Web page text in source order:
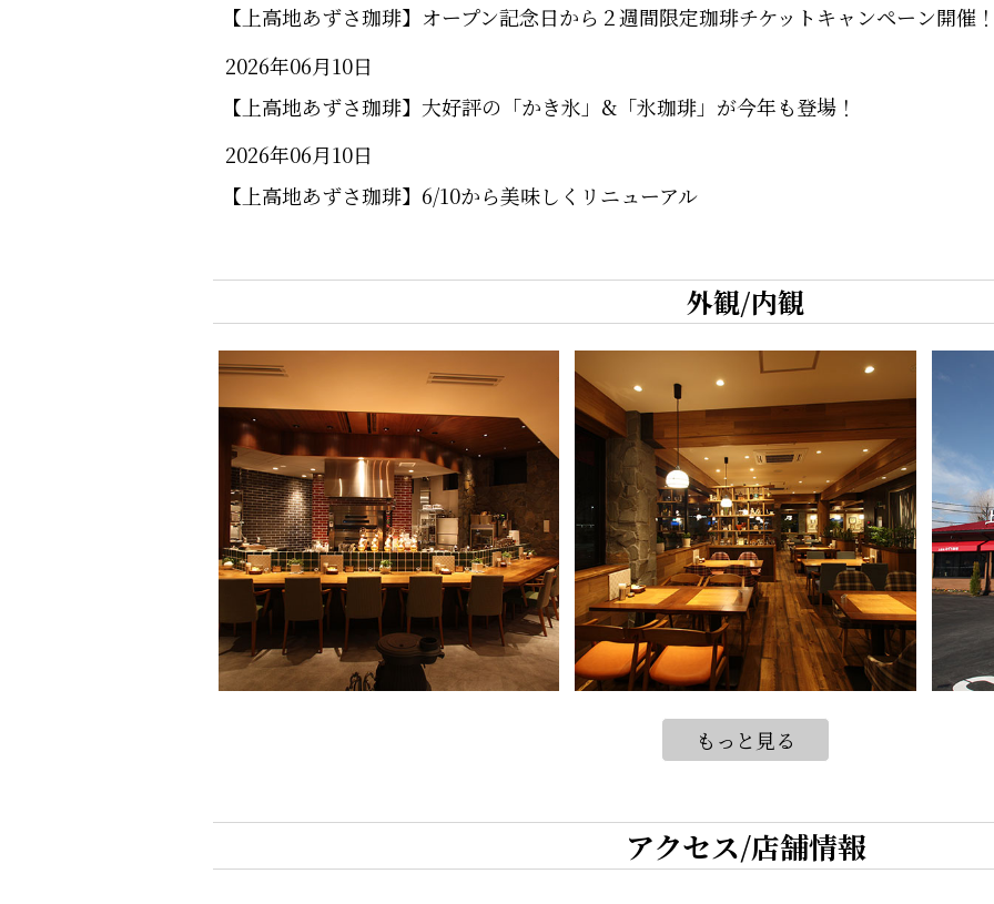
【上高地あずさ珈琲】オープン記念日から２週間限定珈琲チケットキャンペーン開催
2026年06月10日
【上高地あずさ珈琲】大好評の「かき氷」&「氷珈琲」が今年も登場！
2026年06月10日
【上高地あずさ珈琲】6/10から美味しくリニューアル
外観/内観
もっと見る
アクセス/店舗情報